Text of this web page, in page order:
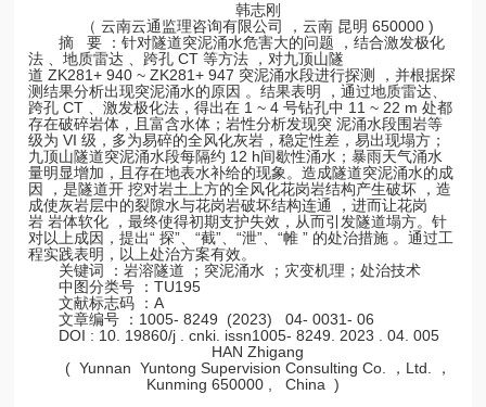
韩志刚
（ 云南云通监理咨询有限公司 ，云南 昆明 650000 )
摘 要 ：针对隧道突泥涌水危害大的问题 ，结合激发极化
法 、地质雷达 、跨孔 CT 等方法 ，对九顶山隧
道 ZK281+ 940 ~ ZK281+ 947 突泥涌水段进行探测 ，并根据探
测结果分析出现突泥涌水的原因 。结果表明 ，通过地质雷达、
跨孔 CT 、激发极化法，得出在 1 ~ 4 号钻孔中 11 ~ 22 m 处都
存在破碎岩体，且富含水体；岩性分析发现突 泥涌水段围岩等
级为 VI 级，多为易碎的全风化灰岩，稳定性差，易出现塌方；
九顶山隧道突泥涌水段每隔约 12 h间歇性涌水；暴雨天气涌水
量明显增加，且存在地表水补给的现象。造成隧道突泥涌水的成
因 ，是隧道开 挖对岩土上方的全风化花岗岩结构产生破坏 ，造
成使灰岩层中的裂隙水与花岗岩破坏结构连通 ，进而让花岗
岩 岩体软化 ，最终使得初期支护失效，从而引发隧道塌方。针
对以上成因，提出“ 探”、“截”、“泄”、“帷 ” 的处治措施 。通过工
程实践表明，以上处治方案有效。
关键词 ：岩溶隧道 ；突泥涌水 ；灾变机理；处治技术
中图分类号 ：TU195
文献标志码 ：A
文章编号 ：1005- 8249 (2023) 04- 0031- 06
DOI : 10. 19860/j . cnki. issn1005- 8249. 2023 . 04. 005
HAN Zhigang
( Yunnan Yuntong Supervision Consulting Co. ，Ltd. ，
Kunming 650000 , China )